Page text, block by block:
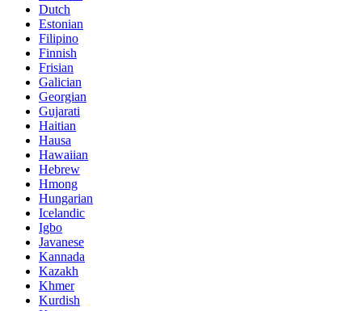
Dutch
Estonian
Filipino
Finnish
Frisian
Galician
Georgian
Gujarati
Haitian
Hausa
Hawaiian
Hebrew
Hmong
Hungarian
Icelandic
Igbo
Javanese
Kannada
Kazakh
Khmer
Kurdish